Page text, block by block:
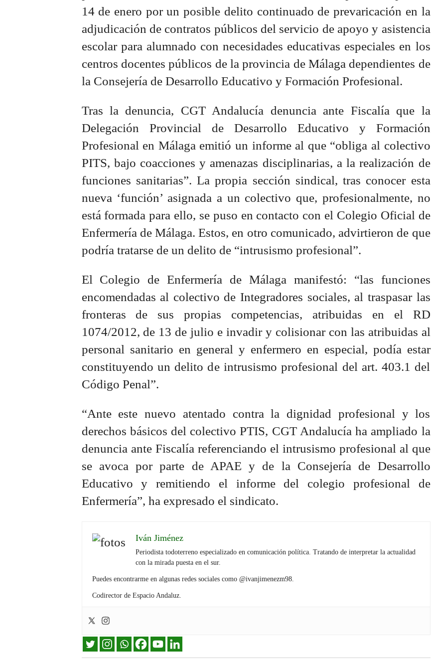
14 de enero por un posible delito continuado de prevaricación en la
adjudicación de contratos públicos del servicio de apoyo y asistencia
escolar para alumnado con necesidades educativas especiales en los
centros docentes públicos de la provincia de Málaga dependientes de
la Consejería de Desarrollo Educativo y Formación Profesional.
Tras la denuncia, CGT Andalucía denuncia ante Fiscalía que la
Delegación Provincial de Desarrollo Educativo y Formación
Profesional en Málaga emitió un informe al que “obliga al colectivo
PITS, bajo coacciones y amenazas disciplinarias, a la realización de
funciones sanitarias”. La propia sección sindical, tras conocer esta
nueva ‘función’ asignada a un colectivo que, profesionalmente, no
está formada para ello, se puso en contacto con el Colegio Oficial de
Enfermería de Málaga. Estos, en otro comunicado, advirtieron de que
podría tratarse de un delito de “intrusismo profesional”.
El Colegio de Enfermería de Málaga manifestó: “las funciones
encomendadas al colectivo de Integradores sociales, al traspasar las
fronteras de sus propias competencias, atribuidas en el RD
1074/2012, de 13 de julio e invadir y colisionar con las atribuidas al
personal sanitario en general y enfermero en especial, podía estar
constituyendo un delito de intrusismo profesional del art. 403.1 del
Código Penal”.
“Ante este nuevo atentado contra la dignidad profesional y los
derechos básicos del colectivo PTIS, CGT Andalucía ha ampliado la
denuncia ante Fiscalía referenciando el intrusismo profesional al que
se avoca por parte de APAE y de la Consejería de Desarrollo
Educativo y remitiendo el informe del colegio profesional de
Enfermería”, ha expresado el sindicato.
Iván Jiménez
Periodista todoterreno especializado en comunicación política. Tratando de interpretar la actualidad
con la mirada puesta en el sur.
Puedes encontrarme en algunas redes sociales como @ivanjimenezm98.
Codirector de Espacio Andaluz.